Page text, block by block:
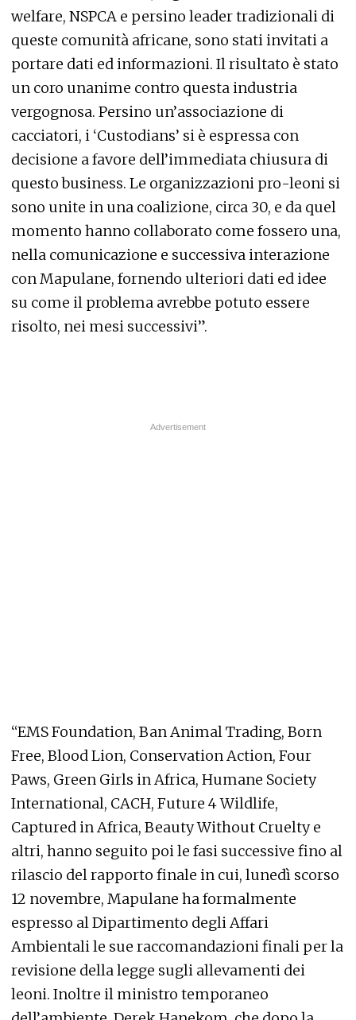
welfare, NSPCA e persino leader tradizionali di
queste comunità africane, sono stati invitati a
portare dati ed informazioni. Il risultato è stato
un coro unanime contro questa industria
vergognosa. Persino un’associazione di
cacciatori, i ‘Custodians’ si è espressa con
decisione a favore dell’immediata chiusura di
questo business. Le organizzazioni pro-leoni si
sono unite in una coalizione, circa 30, e da quel
momento hanno collaborato come fossero una,
nella comunicazione e successiva interazione
con Mapulane, fornendo ulteriori dati ed idee
su come il problema avrebbe potuto essere
risolto, nei mesi successivi”.
“EMS Foundation, Ban Animal Trading, Born
Free, Blood Lion, Conservation Action, Four
Paws, Green Girls in Africa, Humane Society
International, CACH, Future 4 Wildlife,
Captured in Africa, Beauty Without Cruelty e
altri, hanno seguito poi le fasi successive fino al
rilascio del rapporto finale in cui, lunedì scorso
12 novembre, Mapulane ha formalmente
espresso al Dipartimento degli Affari
Ambientali le sue raccomandazioni finali per la
revisione della legge sugli allevamenti dei
leoni. Inoltre il ministro temporaneo